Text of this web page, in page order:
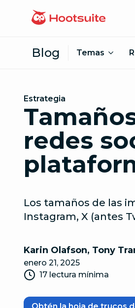
Blog Temas
Estrategia
redes
Los tamaños de las
Instagram, X (antes
Karin Olafson, Tony
enero 21, 2025
17 lectura mínima